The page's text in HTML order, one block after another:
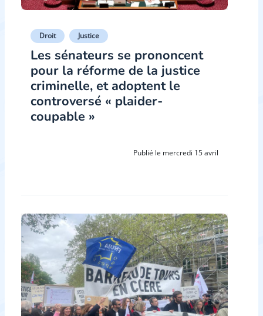
Droit Justice
Les sénateurs se prononcent
pour la réforme de la justice
criminelle, et adoptent le
controversé « plaider-
coupable »
Publié le mercredi 15 avril